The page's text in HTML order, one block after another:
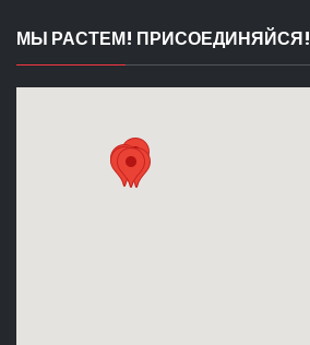
МЫ РАСТЕМ! ПРИСОЕДИНЯЙСЯ!